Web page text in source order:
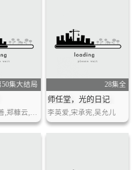
50集大结局 28集全
师任堂，光的日记
李英爱,宋承宪,吴允儿